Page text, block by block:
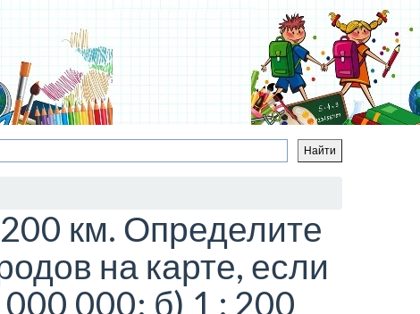
км. Определите
на карте, если
000; б) 1 : 200